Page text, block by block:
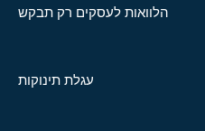
הלוואות לעסקים רק תבקש
עגלת תינוקות